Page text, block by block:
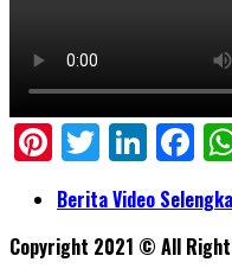
Pinterest
Twitter
Berita Video
Copyright 2021 © All